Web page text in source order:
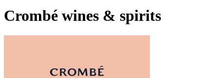
Crombé wines & spirits